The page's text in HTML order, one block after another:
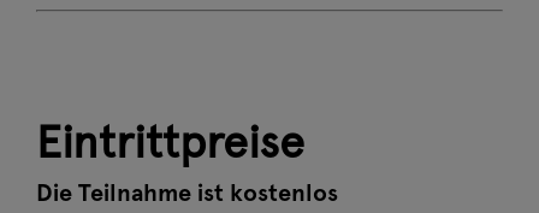
Eintrittpreise
Die Teilnahme ist kostenlos